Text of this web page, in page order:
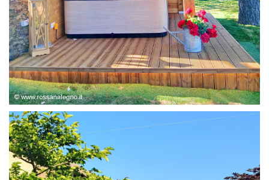
STRUTTURA ABETE LAMELLARE, RIVESTIMENTO IN
LARICE,